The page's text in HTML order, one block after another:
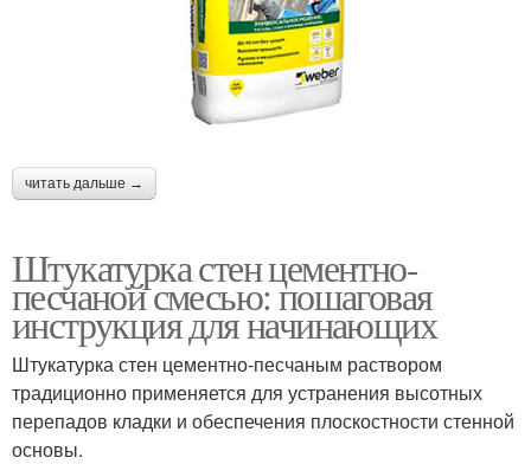
читать дальше →
Штукатурка стен цементно-
песчаной смесью: пошаговая
инструкция для начинающих
Штукатурка стен цементно-песчаным раствором
традиционно применяется для устранения высотных
перепадов кладки и обеспечения плоскостности стенной
основы.